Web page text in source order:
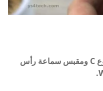
تشمل الميزات الأخرى منفذ من النوع C ومقبس سماعة رأس